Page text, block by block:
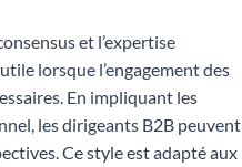
et l’expertise
lorsque l’engagement des
En impliquant les
les dirigeants B2B peuvent
Ce style est adapté aux